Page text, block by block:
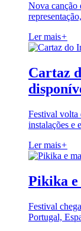
Nova canção
representação,
Ler mais+
Cartaz
Festival volta
instalações e
Ler mais+
Pikika
Festival
Portugal,